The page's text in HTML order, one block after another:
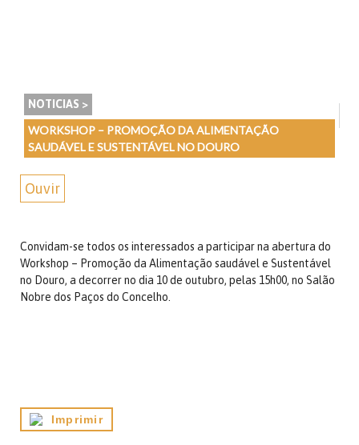
NOTICIAS >
WORKSHOP – PROMOÇÃO DA ALIMENTAÇÃO
SAUDÁVEL E SUSTENTÁVEL NO DOURO
Ouvir
Convidam-se todos os interessados a participar na abertura do
Workshop – Promoção da Alimentação saudável e Sustentável
no Douro, a decorrer no dia 10 de outubro, pelas 15h00, no Salão
Nobre dos Paços do Concelho.
Imprimir